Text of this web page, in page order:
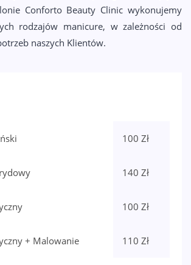
Conforto Beauty Clinic wykonujemy
rodzajów manicure, w zależności od
naszych Klientów.
100 Zł
140 Zł
100 Zł
+ Malowanie 110 Zł